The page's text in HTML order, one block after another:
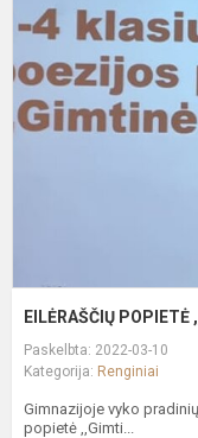
EILĖRAŠČIŲ
Paskelbta: 2022-03-10
Kategorija: Renginiai
Gimnazijoje vyko
popietė ,,Gimti...